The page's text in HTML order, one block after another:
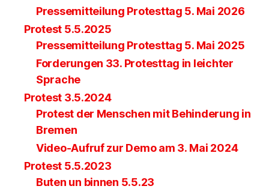
Pressemitteilung Protesttag 5. Mai 2026
Protest 5.5.2025
Pressemitteilung Protesttag 5. Mai 2025
Forderungen 33. Protesttag in leichter
Sprache
Protest 3.5.2024
Protest der Menschen mit Behinderung in
Bremen
Video-Aufruf zur Demo am 3. Mai 2024
Protest 5.5.2023
Buten un binnen 5.5.23